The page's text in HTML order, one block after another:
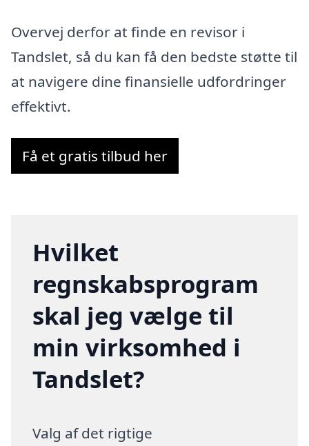
Overvej derfor at finde en revisor i
Tandslet, så du kan få den bedste støtte til
at navigere dine finansielle udfordringer
effektivt.
Få et gratis tilbud her
Hvilket
regnskabsprogram
skal jeg vælge til
min virksomhed i
Tandslet?
Valg af det rigtige